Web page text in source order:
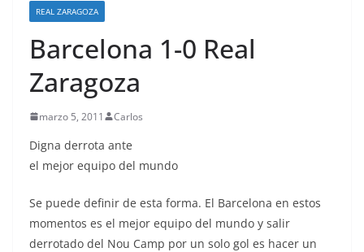
REAL ZARAGOZA
Barcelona 1-0 Real
Zaragoza
marzo 5, 2011 Carlos
Digna derrota ante
el mejor equipo del mundo
Se puede definir de esta forma. El Barcelona en estos
momentos es el mejor equipo del mundo y salir
derrotado del Nou Camp por un solo gol es hacer un